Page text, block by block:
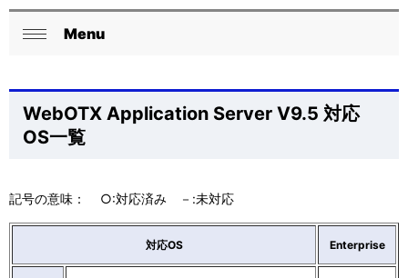
ゲ
ョ
ト
の
現
位
置
ロ
カ
ル
ビ
Menu
WebOTX Application Server V9.5 対応
OS一覧
記号の意味： ○:対応済み －:未対応
対応OS Enterprise